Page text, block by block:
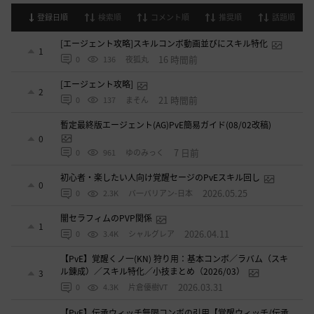
登録日順 検索順 コメント順 推奨順 話題順
1
[エージェント攻略]スキルコンボ動画並びにスキル特化
0 136 夜狐丸 16 時間前
2
[エージェント攻略]
0 137 まそん 21 時間前
0
暫定最終版エージェント(AG)PvE簡易ガイド(08/02改稿)
0 961 ゆのみっく 7 日前
0
初心者・楽したい人向け覚醒セージのPvEスキル回し
0 2.3K バ一バリアン-日本 2026.05.25
1
闇セラフィムのPVP関係
0 3.4K シャルグレア 2026.04.11
3
【PvE】覚醒くノ一(KN) 狩り用：基本コンボ／ラバム（スキ
ル錬成）／スキル特化／小技まとめ（2026/03）
0 4.3K 片倉優樹VT 2026.03.31